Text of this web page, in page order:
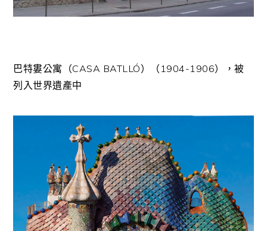
巴特婁公寓（CASA BATLLÓ）（1904-1906），被
列入世界遺產中